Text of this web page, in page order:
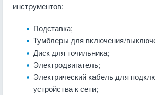
инструментов:
Подставка;
Тумблеры для включения/
Диск для точильника;
Электродвигатель;
Электрический кабель для
устройства к сети;